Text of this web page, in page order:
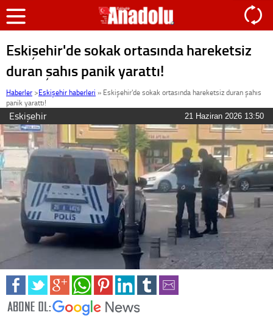
Eskişehir'de sokak ortasında hareketsiz
duran şahıs panik yarattı!
Haberler >Eskişehir haberleri » Eskişehir'de sokak ortasında hareketsiz duran şahıs
panik yarattı!
Eskişehir 21 Haziran 2026 13:50